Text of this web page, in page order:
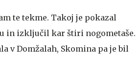
te tekme. Takoj je pokazal
in izključil kar štiri nogometaše.
v Domžalah, Skomina pa je bil